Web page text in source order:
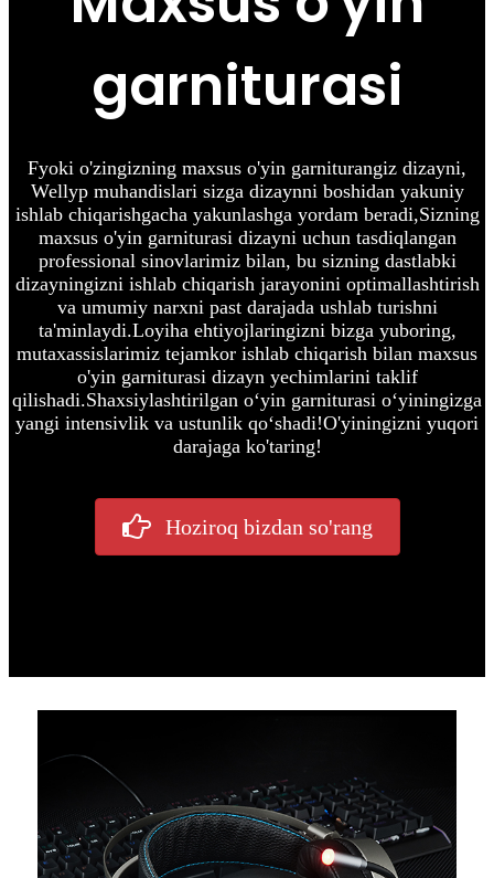
garniturasi
Fyoki o'zingizning maxsus o'yin garniturangiz dizayni,
Wellyp muhandislari sizga dizaynni boshidan yakuniy
ishlab chiqarishgacha yakunlashga yordam beradi,Sizning
maxsus o'yin garniturasi dizayni uchun tasdiqlangan
professional sinovlarimiz bilan, bu sizning dastlabki
dizayningizni ishlab chiqarish jarayonini optimallashtirish
va umumiy narxni past darajada ushlab turishni
ta'minlaydi.Loyiha ehtiyojlaringizni bizga yuboring,
mutaxassislarimiz tejamkor ishlab chiqarish bilan maxsus
o'yin garniturasi dizayn yechimlarini taklif
qilishadi.Shaxsiylashtirilgan oʻyin garniturasi oʻyiningizga
yangi intensivlik va ustunlik qoʻshadi!O'yiningizni yuqori
darajaga ko'taring!
Hoziroq bizdan so'rang